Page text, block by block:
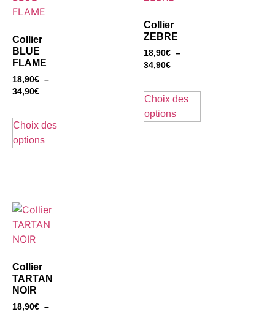
Collier
BLUE
FLAME
18,90€ –
34,90€
Choix des
options
Collier
ZEBRE
18,90€ –
34,90€
Choix des
options
Collier
TARTAN
NOIR
18,90€ –